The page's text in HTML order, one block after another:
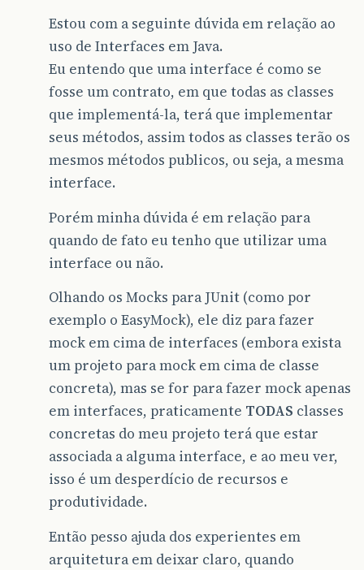
Estou com a seguinte dúvida em relação ao
uso de Interfaces em Java.
Eu entendo que uma interface é como se
fosse um contrato, em que todas as classes
que implementá-la, terá que implementar
seus métodos, assim todos as classes terão os
mesmos métodos publicos, ou seja, a mesma
interface.
Porém minha dúvida é em relação para
quando de fato eu tenho que utilizar uma
interface ou não.
Olhando os Mocks para JUnit (como por
exemplo o EasyMock), ele diz para fazer
mock em cima de interfaces (embora exista
um projeto para mock em cima de classe
concreta), mas se for para fazer mock apenas
em interfaces, praticamente TODAS classes
concretas do meu projeto terá que estar
associada a alguma interface, e ao meu ver,
isso é um desperdício de recursos e
produtividade.
Então pesso ajuda dos experientes em
arquitetura em deixar claro, quando